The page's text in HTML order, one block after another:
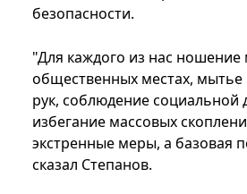
безопасности.
"Для каждого из нас ношение
общественных местах, мытье
рук, соблюдение социальной
избегание массовых
экстренные меры, а базовая
сказал Степанов.